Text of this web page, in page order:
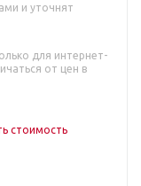
и уточнят
для интернет-
от цен в
стоимость